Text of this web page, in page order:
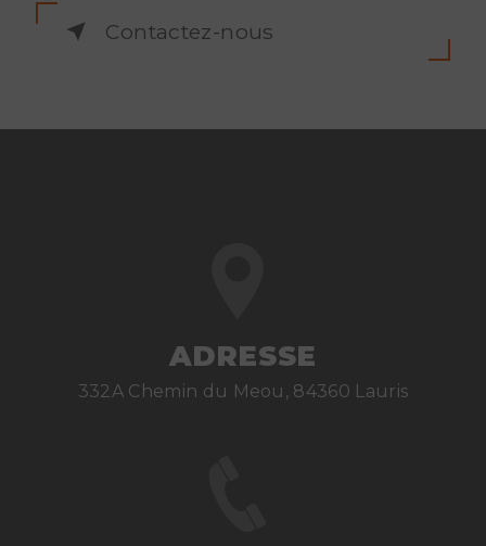
Contactez-nous
ADRESSE
332A Chemin du Meou, 84360 Lauris